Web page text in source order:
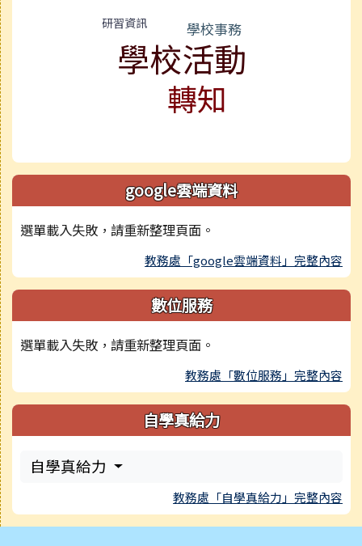
研習資訊 學校事務
學校活動
轉知
google雲端資料
選單載入失敗，請重新整理頁面。
教務處「google雲端資料」完整內容
數位服務
選單載入失敗，請重新整理頁面。
教務處「數位服務」完整內容
自學真給力
自學真給力
教務處「自學真給力」完整內容